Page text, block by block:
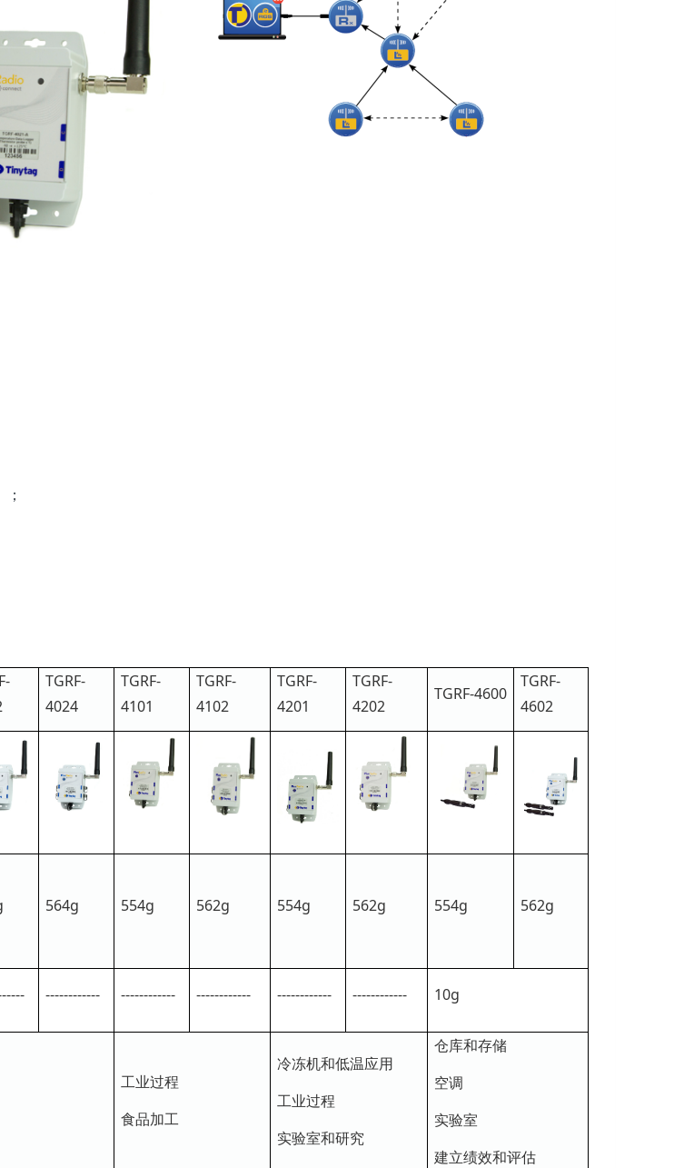
TGRF-
4024
TGRF-
4101
TGRF-
4102
TGRF-
4201
TGRF-
4202
TGRF-4600
TGRF-
4602
564g 554g 562g 554g 562g 554g 562g
------------ ------------ ------------ ------------ ------------ 10g
工业过程
食品加工
冷冻机和低温应用
工业过程
实验室和研究
仓库和存储
空调
实验室
建立绩效和评估